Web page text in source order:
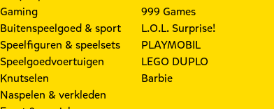
Gaming
Buitenspeelgoed & sport
Speelfiguren & speelsets
Speelgoedvoertuigen
Knutselen
Naspelen & verkleden
999 Games
L.O.L. Surprise!
PLAYMOBIL
LEGO DUPLO
Barbie